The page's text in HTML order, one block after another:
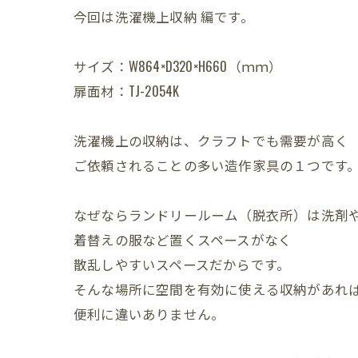
今回は洗濯機上収納 編です。
サイズ：W864×D320×H660（ｍｍ）
扉面材：TJ-2054K
洗濯機上の収納は、クラフトでも需要が高く
ご依頼されることの多い造作家具の１つです。
なぜならランドリールーム（脱衣所）は洗剤
着替えの服など置くスペースがなく
散乱しやすいスペースだからです。
そんな場所に空間を有効に使える収納があれ
便利に違いありません。